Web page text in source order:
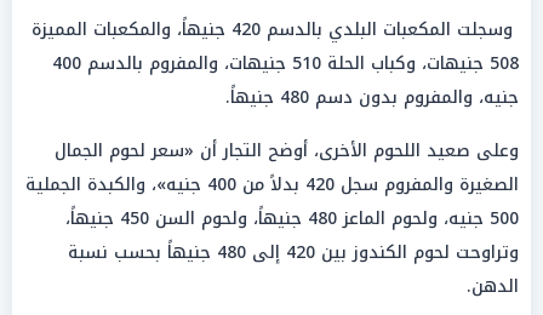
وسجلت المكعبات البلدي بالدسم 420 جنيهاً، والمكعبات المميزة
508 جنيهات، وكباب الحلة 510 جنيهات، والمفروم بالدسم 400
جنيه، والمفروم بدون دسم 480 جنيهاً.
وعلى صعيد اللحوم الأخرى، أوضح التجار أن «سعر لحوم الجمال
الصغيرة والمفروم سجل 420 بدلاً من 400 جنيه»، والكبدة الجملية
500 جنيه، ولحوم الماعز 480 جنيهاً، ولحوم السن 450 جنيهاً،
وتراوحت لحوم الكندوز بين 420 إلى 480 جنيهاً بحسب نسبة
الدهن.